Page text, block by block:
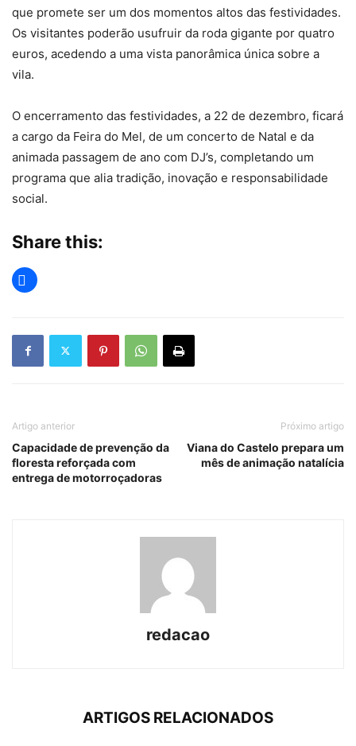
que promete ser um dos momentos altos das festividades.
Os visitantes poderão usufruir da roda gigante por quatro
euros, acedendo a uma vista panorâmica única sobre a
vila.
O encerramento das festividades, a 22 de dezembro, ficará
a cargo da Feira do Mel, de um concerto de Natal e da
animada passagem de ano com DJ’s, completando um
programa que alia tradição, inovação e responsabilidade
social.
Share this:
Artigo anterior
Capacidade de prevenção da
floresta reforçada com
entrega de motorroçadoras
Próximo artigo
Viana do Castelo prepara um
mês de animação natalícia
redacao
ARTIGOS RELACIONADOS